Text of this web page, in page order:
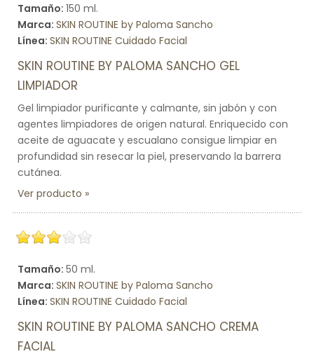
Tamaño: 150 ml.
Marca: SKIN ROUTINE by Paloma Sancho
Línea: SKIN ROUTINE Cuidado Facial
SKIN ROUTINE BY PALOMA SANCHO GEL
LIMPIADOR
Gel limpiador purificante y calmante, sin jabón y con
agentes limpiadores de origen natural. Enriquecido con
aceite de aguacate y escualano consigue limpiar en
profundidad sin resecar la piel, preservando la barrera
cutánea.
Ver producto
Tamaño: 50 ml.
Marca: SKIN ROUTINE by Paloma Sancho
Línea: SKIN ROUTINE Cuidado Facial
SKIN ROUTINE BY PALOMA SANCHO CREMA
FACIAL